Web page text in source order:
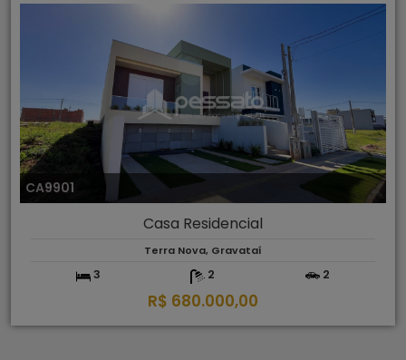
CA9901
Casa Residencial
Terra Nova, Gravataí
3 2 2
R$ 680.000,00